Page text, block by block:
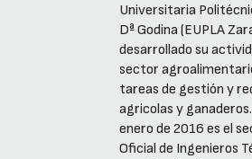
Universitaria
Dª Godina (EUPLA
desarrollado su
sector
tareas de gestión y
agricolas y
enero de 2016 es el
Oficial de Ingenieros